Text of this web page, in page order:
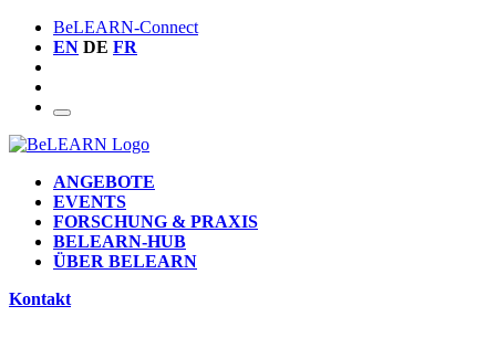
BeLEARN-Connect
EN DE FR
ANGEBOTE
EVENTS
FORSCHUNG & PRAXIS
BELEARN-HUB
ÜBER BELEARN
Kontakt